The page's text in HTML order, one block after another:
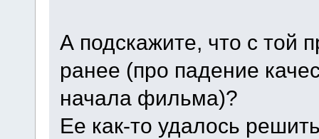
А подскажите, что с той
ранее (про падение
начала фильма)?
Ее как-то удалось